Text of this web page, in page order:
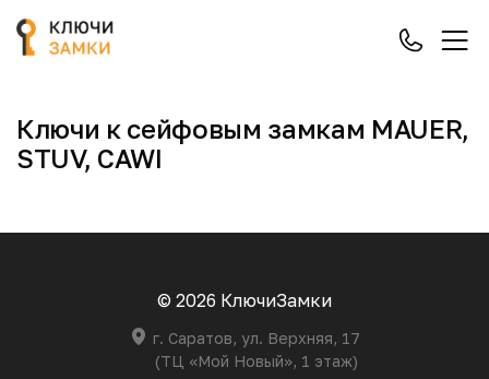
Ключи к сейфовым замкам MAUER,
STUV, CAWI
© 2026 КлючиЗамки
г. Саратов, ул. Верхняя, 17
(ТЦ «Мой Новый», 1 этаж)